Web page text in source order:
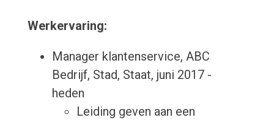
Werkervaring:
Manager klantenservice, ABC
Bedrijf, Stad, Staat, juni 2017 -
heden
Leiding geven aan een